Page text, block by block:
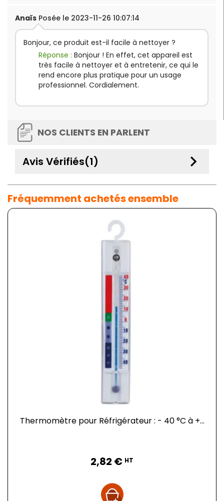
Anaïs Posée le 2023-11-26 10:07:14
Bonjour, ce produit est-il facile à nettoyer ?
Réponse : Bonjour ! En effet, cet appareil est
très facile à nettoyer et à entretenir, ce qui le
rend encore plus pratique pour un usage
professionnel. Cordialement.
NOS CLIENTS EN PARLENT
Avis Vérifiés(1) keyboard_arrow_down
Fréquemment achetés ensemble
Thermomètre pour Réfrigérateur : - 40 °C à +...
2,82 € HT